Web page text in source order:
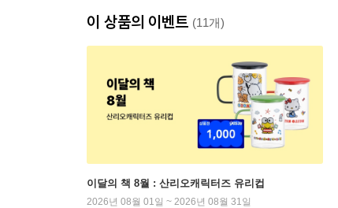
이 상품의 이벤트 (11개)
이달의 책 8월 : 산리오캐릭터즈 유리컵
2026년 08월 01일 ~ 2026년 08월 31일